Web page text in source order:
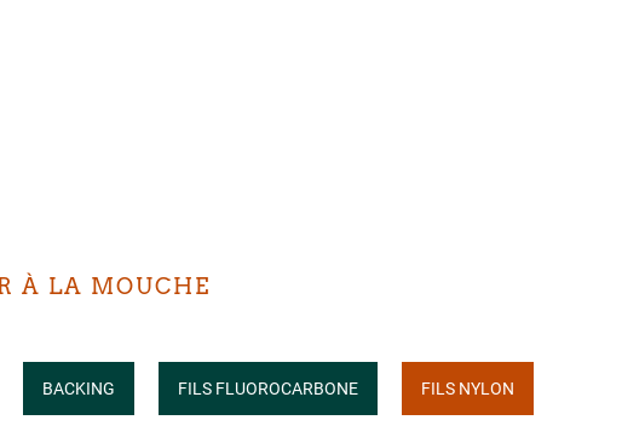
À LA MOUCHE
BACKING FILS FLUOROCARBONE FILS NYLON